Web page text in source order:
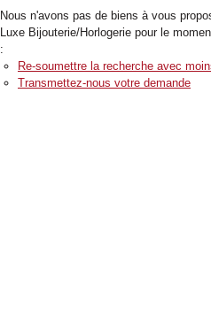
Nous n'avons pas de biens à vous
Luxe Bijouterie/Horlogerie pour le
:
Re-soumettre la recherche avec
Transmettez-nous votre demande